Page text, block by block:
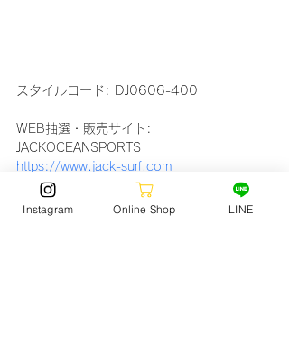
スタイルコード: DJ0606-400
WEB抽選・販売サイト:
JACKOCEANSPORTS
https://www.jack-surf.com
FOOTWEAR
Instagram Online Shop LINE